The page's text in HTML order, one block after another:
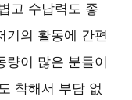
고 수납력도 좋
기의 활동에 간편
량이 많은 분들이
착해서 부담 없